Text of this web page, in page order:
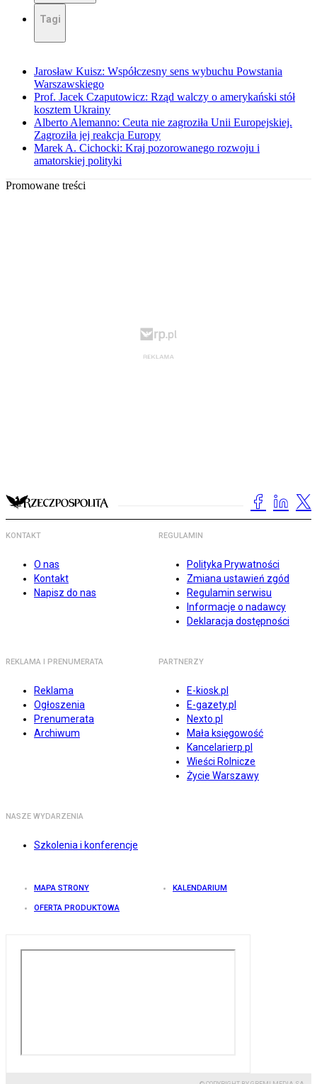
Tagi
Jarosław Kuisz: Współczesny sens wybuchu Powstania
Warszawskiego
Prof. Jacek Czaputowicz: Rząd walczy o amerykański stół
kosztem Ukrainy
Alberto Alemanno: Ceuta nie zagroziła Unii Europejskiej.
Zagroziła jej reakcja Europy
Marek A. Cichocki: Kraj pozorowanego rozwoju i
amatorskiej polityki
Promowane treści
KONTAKT
O nas
Kontakt
Napisz do nas
REGULAMIN
Polityka Prywatności
Zmiana ustawień zgód
Regulamin serwisu
Informacje o nadawcy
Deklaracja dostępności
REKLAMA I PRENUMERATA
Reklama
Ogłoszenia
Prenumerata
Archiwum
PARTNERZY
E-kiosk.pl
E-gazety.pl
Nexto.pl
Mała księgowość
Kancelarierp.pl
Wieści Rolnicze
Życie Warszawy
NASZE WYDARZENIA
Szkolenia i konferencje
MAPA STRONY KALENDARIUM
OFERTA PRODUKTOWA